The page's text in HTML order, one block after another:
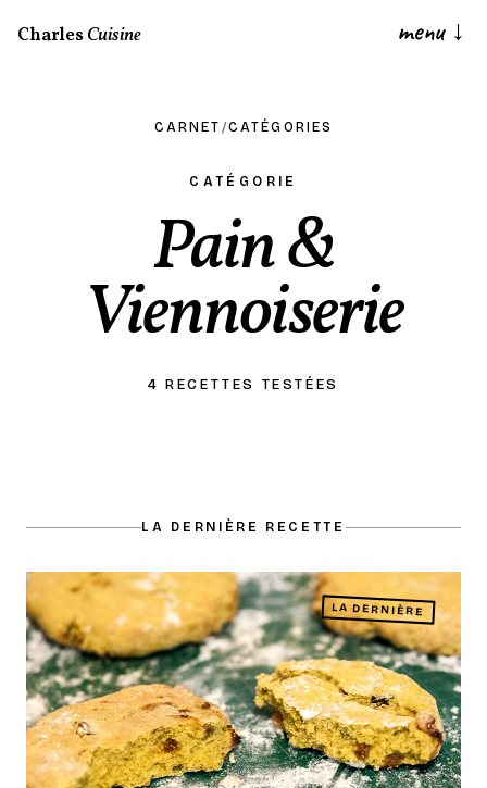
CharlesCuisine menu ↓
CARNET /CATÉGORIES
CATÉGORIE
Pain &
Viennoiserie
4 RECETTES TESTÉES
LA DERNIÈRE RECETTE
LA DERNIÈRE